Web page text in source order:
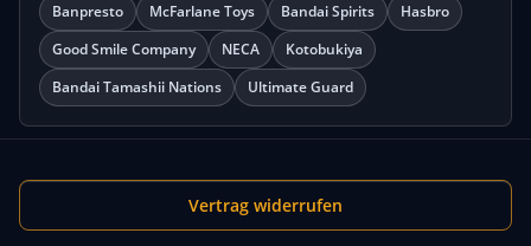
Banpresto McFarlane Toys Bandai Spirits
Hasbro
Good Smile Company
NECA
Kotobukiya
Bandai Tamashii Nations
Ultimate Guard
Vertrag widerrufen